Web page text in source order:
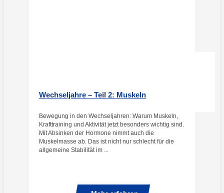
Wechseljahre – Teil 2: Muskeln
Bewegung in den Wechseljahren: Warum Muskeln,
Krafttraining und Aktivität jetzt besonders wichtig sind.
Mit Absinken der Hormone nimmt auch die
Muskelmasse ab. Das ist nicht nur schlecht für die
allgemeine Stabilität im ...